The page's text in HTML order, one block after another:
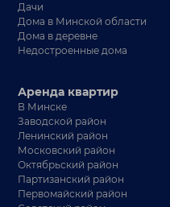
Дачи
Дома в Минской области
Дома в деревне
Недостроенные дома
Аренда квартир
В Минске
Заводской район
Ленинский район
Московский район
Октябрьский район
Партизанский район
Первомайский район